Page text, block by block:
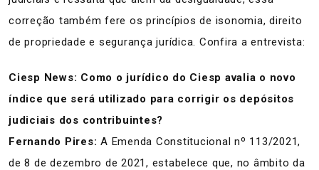
correção também fere os princípios de isonomia, direito
de propriedade e segurança jurídica. Confira a entrevista:
Ciesp News: Como o jurídico do Ciesp avalia o novo
índice que será utilizado para corrigir os depósitos
judiciais dos contribuintes?
Fernando Pires: A Emenda Constitucional nº 113/2021,
de 8 de dezembro de 2021, estabelece que, no âmbito da